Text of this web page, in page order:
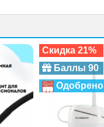
Скидка 21%
Баллы 90
Одобрено